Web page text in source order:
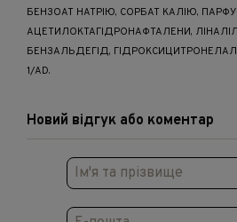
БЕНЗОАТ НАТРІЮ, СОРБАТ КАЛІЮ,
АЦЕТИЛОКТАГІДРОНАФТАЛЕНИ,
БЕНЗАЛЬДЕГІД,
1/AD.
Новий відгук або коментар